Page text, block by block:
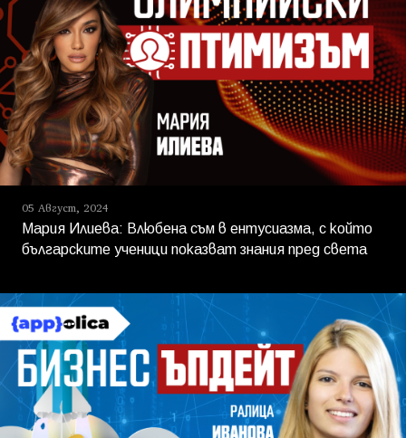
05 Август, 2024
Мария Илиева: Влюбена съм в ентусиазма, с който
българските ученици показват знания пред света